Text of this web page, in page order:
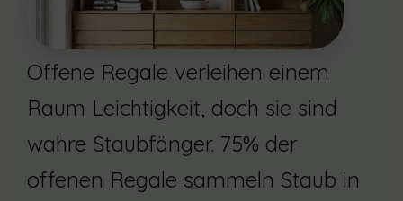
Offene Regale verleihen einem
Raum Leichtigkeit, doch sie sind
wahre Staubfänger. 75% der
offenen Regale sammeln Staub in